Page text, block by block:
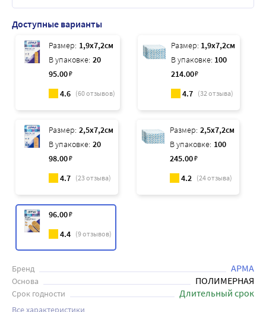
Доступные варианты
Размер: 1,9x7,2см
В упаковке: 20
95.00₽
4.6 (60отзывов)
Размер: 1,9x7,2см
В упаковке: 100
214.00₽
4.7 (32отзыва)
Размер: 2,5x7,2см
В упаковке: 20
98.00₽
4.7 (23отзыва)
Размер: 2,5x7,2см
В упаковке: 100
245.00₽
4.2 (24отзыва)
96.00₽
4.4 (9отзывов)
Бренд АРМА
Основа ПОЛИМЕРНАЯ
Срок годности Длительный срок
Все характеристики